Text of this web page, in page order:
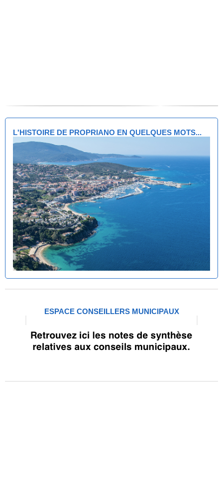
L'HISTOIRE DE PROPRIANO EN QUELQUES MOTS...
ESPACE CONSEILLERS MUNICIPAUX